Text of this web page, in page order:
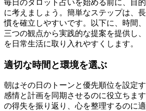
毎日のタロット占いを始める前に、目
に考えましょう。簡単なステップは、
慣を確立しやすいです。以下に、時間
三つの観点から実践的な提案を提供し
を日常生活に取り入れやすくします。
適切な時間と環境を選ぶ
朝はその日のトーンと優先順位を設定
感情と計画を同期させるのに役立ちま
の得失を振り返り、心を整理するのに